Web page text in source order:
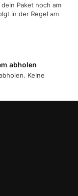
Paket noch am
in der Regel am
abholen
Keine